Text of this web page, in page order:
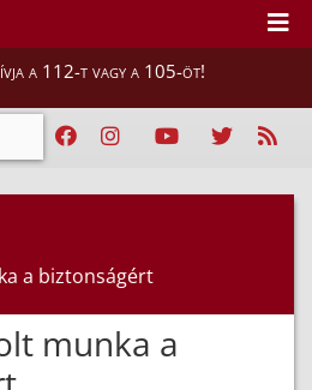
a 112-t vagy a 105-öt!
a biztonságért
munka a